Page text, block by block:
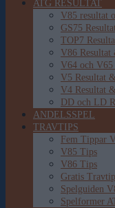
ATG RESULTAT
V85 resultat
GS75
TOP7
V86
V64 och
V5 Resultat
V4 Resultat
DD och LD
ANDELSSPEL
TRAVTIPS
Fem Tippar
V85 Tips
V86 Tips
Gratis
Spelguiden
Spelformer